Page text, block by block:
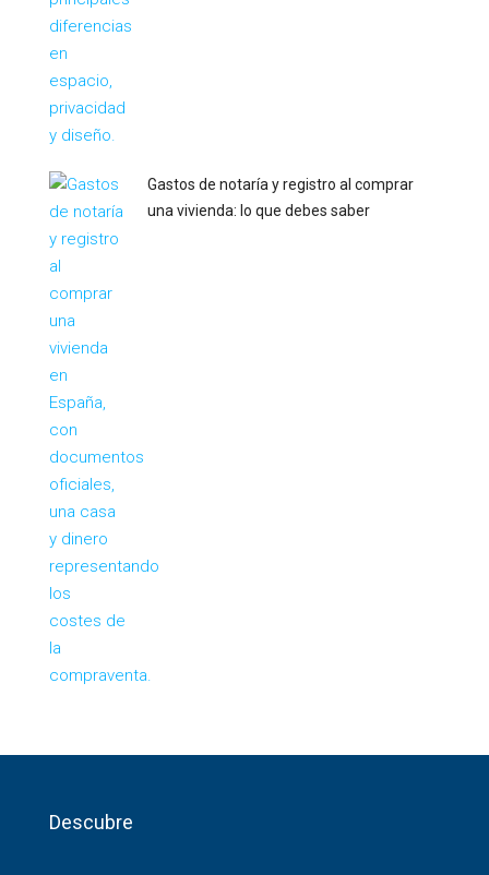
Gastos de notaría y registro al comprar
una vivienda: lo que debes saber
Descubre